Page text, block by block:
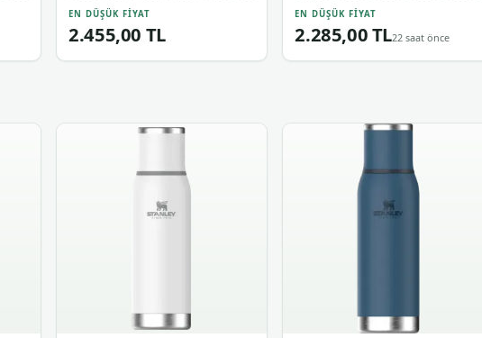
EN DÜŞÜK FIYAT
2.455,00 TL
EN DÜŞÜK FIYAT
2.285,00 TL22 saat önce